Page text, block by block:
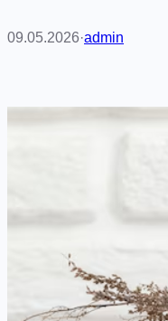
09.05.2026·admin